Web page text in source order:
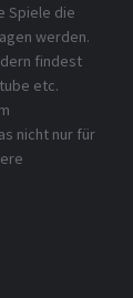
Spiele die
werden.
findest
etc.
nicht nur für